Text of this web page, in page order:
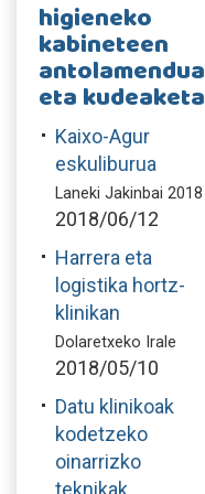
higieneko
kabineteen
antolamendua
eta kudeaketa
Kaixo-Agur
eskuliburua
Laneki Jakinbai 2018
2018/06/12
Harrera eta
logistika hortz-
klinikan
Dolaretxeko Irale
2018/05/10
Datu klinikoak
kodetzeko
oinarrizko
teknikak